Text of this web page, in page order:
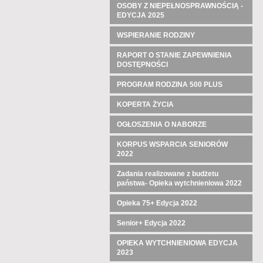
OSOBY Z NIEPEŁNOSPRAWNOŚCIĄ -
EDYCJA 2025
WSPIERANIE RODZINY
RAPORT O STANIE ZAPEWNIENIA
DOSTĘPNOŚCI
PROGRAM RODZINA 500 PLUS
KOPERTA ŻYCIA
OGŁOSZENIA O NABORZE
KORPUS WSPARCIA SENIORÓW
2022
Zadania realizowane z budżetu
państwa- Opieka wytchnieniowa 2022
Opieka 75+ Edycja 2022
Senior+ Edycja 2022
OPIEKA WYTCHNIENIOWA EDYCJA
2023